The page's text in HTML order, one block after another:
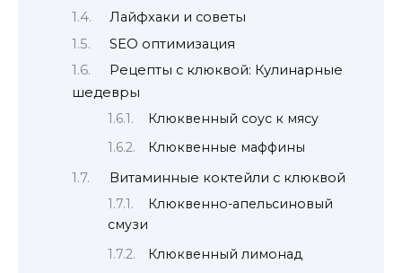
Лайфхаки и советы
SEO оптимизация
Рецепты с клюквой: Кулинарные
шедевры
Клюквенный соус к мясу
Клюквенные маффины
Витаминные коктейли с клюквой
Клюквенно-апельсиновый
смузи
Клюквенный лимонад